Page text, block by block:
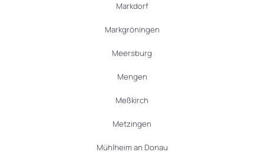
Markdorf
Markgröningen
Meersburg
Mengen
Meßkirch
Metzingen
Mühlheim an Donau